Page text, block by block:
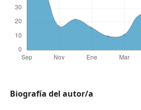
Biografía del autor/a